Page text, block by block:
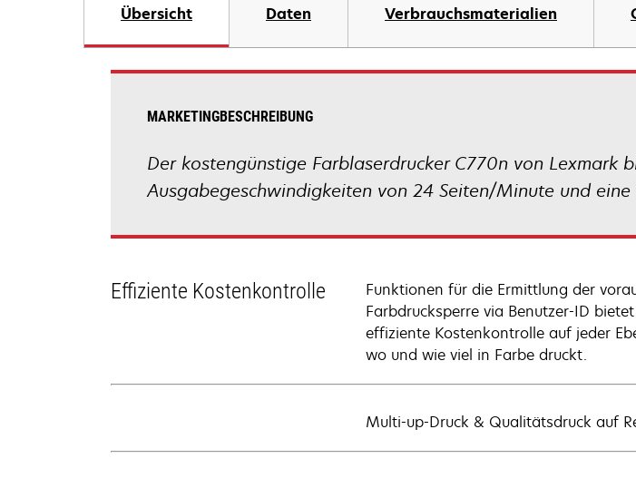
Übersicht Daten Verbrauchsmaterialien
MARKETINGBESCHREIBUNG
Der kostengünstige Farblaserdrucker C770n von Lexmark
Ausgabegeschwindigkeiten von 24 Seiten/Minute und
Effiziente Kostenkontrolle
Funktionen für die Ermittlung der
Farbdrucksperre via Benutzer-ID
effiziente Kostenkontrolle auf jeder
wo und wie viel in Farbe druckt.
Multi-up-Druck & Qualitätsdruck auf